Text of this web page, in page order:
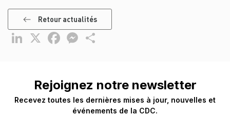
Retour actualités
LinkedIn
X FacebookMessenger
Rejoignez notre newsletter
Recevez toutes les dernières mises à jour, nouvelles et
événements de la CDC.